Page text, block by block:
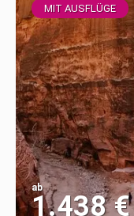
MIT AUSFLÜGE
ab
1.438 €